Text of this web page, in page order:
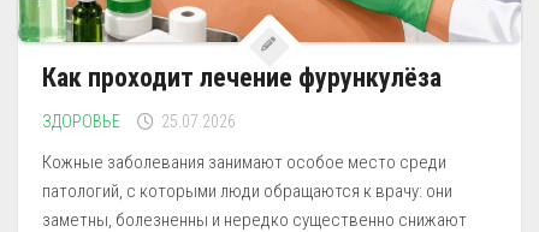
Как проходит лечение фурункулёза
ЗДОРОВЬЕ 25.07.2026
Кожные заболевания занимают особое место среди
патологий, с которыми люди обращаются к врачу: они
заметны, болезненны и нередко существенно снижают